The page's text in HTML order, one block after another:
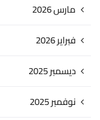
مارس 2026
فبراير 2026
ديسمبر 2025
نوفمبر 2025